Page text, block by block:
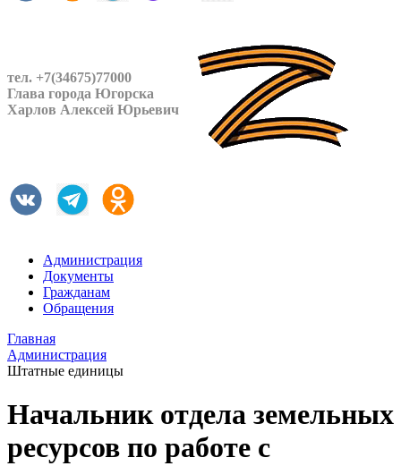
тел. +7(34675)77000
Глава города Югорска
Харлов Алексей Юрьевич
Администрация
Документы
Гражданам
Обращения
Главная
Администрация
Штатные единицы
Начальник отдела земельных
ресурсов по работе с